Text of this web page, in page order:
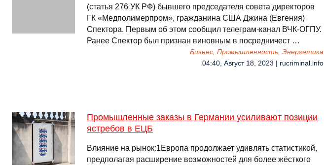
(статья 276 УК РФ) бывшего председателя совета директоров
ГК «Медполимерпром», гражданина США Джина (Евгения)
Спектора. Первым об этом сообщил телеграм-канал ВЧК-ОГПУ.
Ранее Спектор был признан виновным в посредничест …
Бизнес, Промышленность, Энергетика
04:40, Август 18, 2023 | rucriminal.info
Промышленные заказы в Германии усиливают позиции
ястребов в ЕЦБ
Влияние на рынок:1Европа продолжает удивлять статистикой,
предполагая расширение возможностей для более жёсткого